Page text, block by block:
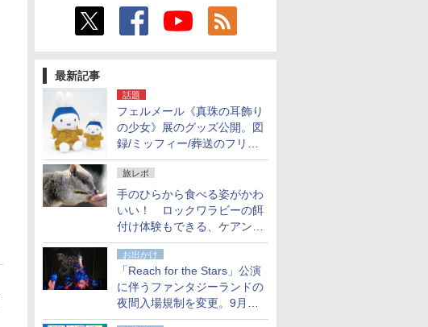
最新記事
話題
フェルメール《真珠の耳飾り
の少女》展のグッズ公開。図
録/ミッフィー/葬送のフリー
レンほか、注目ブランドコラ
ボが実現
旅レポ
手のひらから食べる姿がかわ
いい！ ロックワラビーの餌
付け体験もできる、ケアンズ
でアサートン高原の日本語ガ
イド付きツアーに参加してみ
た
お出かけ
「Reach for the Stars」公演
に伴うファンタジーランドの
夜間入場規制を変更。9月か
ら18時50分～20時ごろに